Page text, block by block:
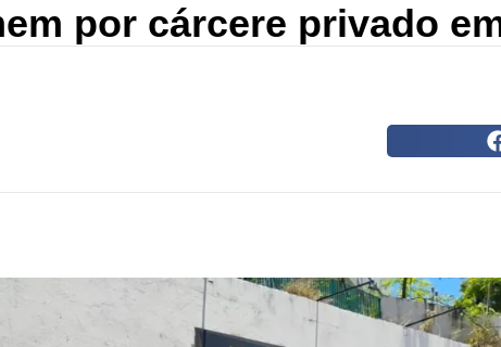
por cárcere privado